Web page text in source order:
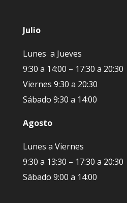
Julio
Lunes a Jueves
9:30 a 14:00 – 17:30 a 20:30
Viernes 9:30 a 20:30
Sábado 9:30 a 14:00
Agosto
Lunes a Viernes
9:30 a 13:30 – 17:30 a 20:30
Sábado 9:00 a 14:00